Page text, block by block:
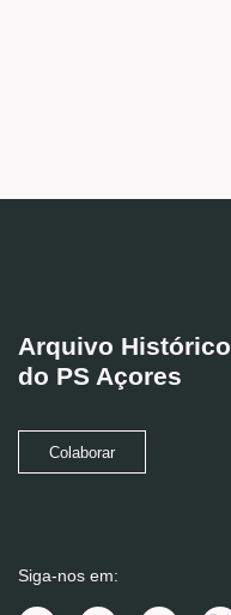
Arquivo Histórico
do PS Açores
Colaborar
Siga-nos em: